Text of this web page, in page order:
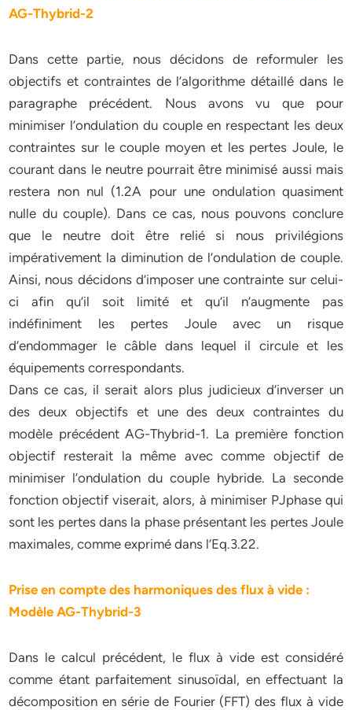
AG-Thybrid-2
Dans cette partie, nous décidons de reformuler les
objectifs et contraintes de l’algorithme détaillé dans le
paragraphe précédent. Nous avons vu que pour
minimiser l’ondulation du couple en respectant les deux
contraintes sur le couple moyen et les pertes Joule, le
courant dans le neutre pourrait être minimisé aussi mais
restera non nul (1.2A pour une ondulation quasiment
nulle du couple). Dans ce cas, nous pouvons conclure
que le neutre doit être relié si nous privilégions
impérativement la diminution de l’ondulation de couple.
Ainsi, nous décidons d’imposer une contrainte sur celui-
ci afin qu’il soit limité et qu’il n’augmente pas
indéfiniment les pertes Joule avec un risque
d’endommager le câble dans lequel il circule et les
équipements correspondants.
Dans ce cas, il serait alors plus judicieux d’inverser un
des deux objectifs et une des deux contraintes du
modèle précédent AG-Thybrid-1. La première fonction
objectif resterait la même avec comme objectif de
minimiser l’ondulation du couple hybride. La seconde
fonction objectif viserait, alors, à minimiser PJphase qui
sont les pertes dans la phase présentant les pertes Joule
maximales, comme exprimé dans l’Eq.3.22.
Prise en compte des harmoniques des flux à vide :
Modèle AG-Thybrid-3
Dans le calcul précédent, le flux à vide est considéré
comme étant parfaitement sinusoïdal, en effectuant la
décomposition en série de Fourier (FFT) des flux à vide